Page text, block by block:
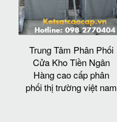
Trung Tâm Phân Phối
Cửa Kho Tiền Ngân
Hàng cao cấp phân
phối thị trường việt nam